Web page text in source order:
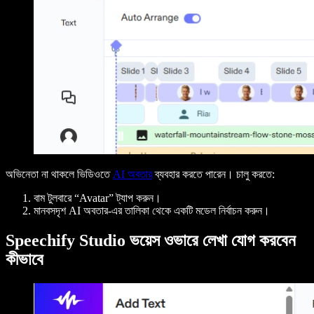
অভিনেতা না থাকলে ভিডিওতে AI অবতারব্যবহার করতে পারেন। চালু করতে:
বাম টুলবারে “Avatar” ট্যাপ করুন।
মানবসদৃশ AI অবতার-এর তালিকা থেকে একটি মডেল নির্বাচন করুন।
Speechify Studio ভয়েস ওভারে লেখা যোগ করবেন
কীভাবে